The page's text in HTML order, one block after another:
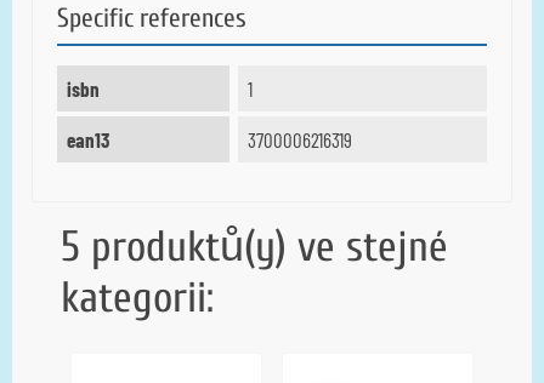
Specific references
isbn 1
ean13 3700006216319
5 produktů(y) ve stejné
kategorii: